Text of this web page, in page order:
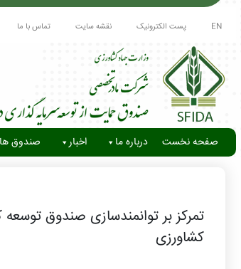
EN پست الکترونیک نقشه سایت تماس با ما
صفحه نخست درباره ما اخبار صندوق
تمرکز بر توانمندسازی صندوق
کشاورزی